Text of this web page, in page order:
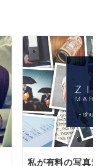
私が有料の写真